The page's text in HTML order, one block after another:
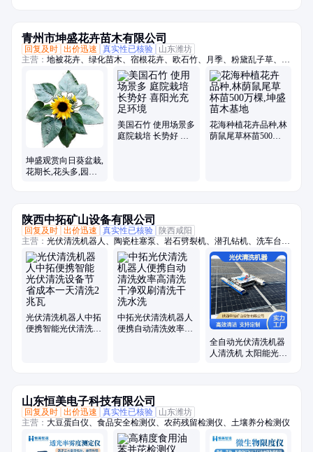
青州市坤盛花卉苗木有限公司
回复及时 出价迅速 真实性已核验
山东潍坊
主营： 地被花卉、绿化苗木、宿根花卉、欧石竹、月季、粉黛乱子草、时
令草花、菊花
坤盛观赏向日葵盆栽,
花期长,花头多,园林
美国石竹 使用场景多
庭院栽培 长势好 喜
花海种植花卉品种,林
荫鼠尾草杯苗500万
陕西中拓矿山设备有限公司
回复及时 出价迅速 真实性已核验
陕西咸阳
主营： 光伏清洗机器人、陶瓷柱塞泵、岩石劈裂机、潜孔钻机、洗车台、
张拉千斤顶
光伏清洗机器人中拓
便携智能光伏清洗设
中拓光伏清洗机器人
便携自动清洗效率高
全自动光伏清洗机器
人清洗机 太阳能光伏
山东恒美电子科技有限公司
回复及时 出价迅速 真实性已核验
山东潍坊
主营： 大豆蛋白仪、食品安全检测仪、农药残留检测仪、土壤养分检测仪